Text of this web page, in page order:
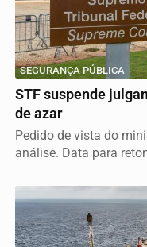
SEGURANÇA PÚBLICA
STF suspende
de azar
Pedido de vista do
análise. Data para